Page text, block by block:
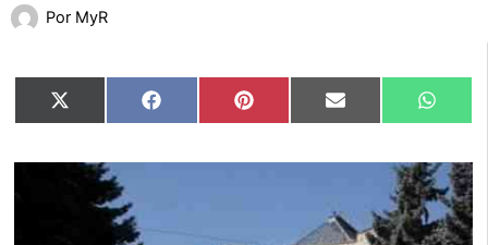
Por MyR
Compartir
en
X
(Twitter)
Compartir
en
Facebook Compartir
en
Pinterest Compartir
en
Email
en